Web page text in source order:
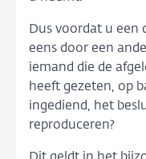
Dus voordat u een
eens door een
iemand die de
heeft gezeten, op
ingediend, het
reproduceren?